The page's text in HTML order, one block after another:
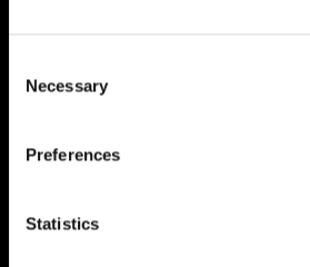
Necessary
Preferences
Statistics
L’ingénierie est un art qui
cultivons l’excellence dans
développement de produits.